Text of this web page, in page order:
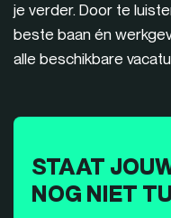
je verder. Door te
beste baan én
alle beschikbare
STAAT
NOG NIET